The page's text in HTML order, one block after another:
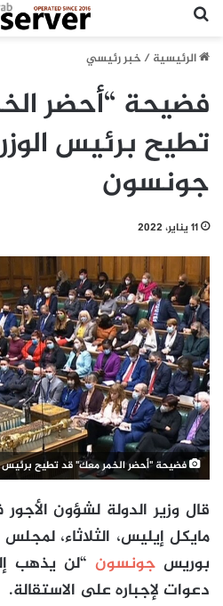
الرئيسية/خبر رئيسي
فضيحة “أحضر
تطيح برئيس
جونسون
11 يناير، 2022
فضيحة "أحضر الخمر معك" قد تطيح برئيس
قال وزير الدولة لشؤون
مايكل إيليس، الثلاثاء،
بوريس جونسون “لن يذهب
دعوات لإجباره على الاستقالة.